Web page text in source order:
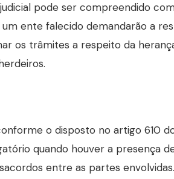
pode ser compreendido
ente falecido demandarão a
os trâmites a respeito da
o disposto no artigo 610
quando houver a presença
entre as partes